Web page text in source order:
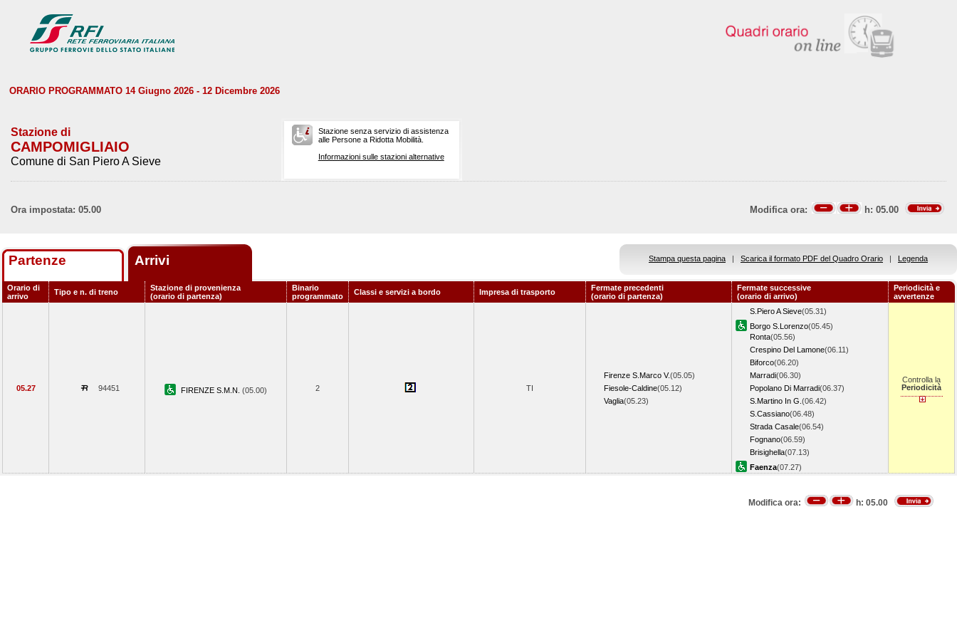
ORARIO PROGRAMMATO 14 Giugno 2026 - 12 Dicembre 2026
Stazione di
CAMPOMIGLIAIO
Comune di San Piero A Sieve
Stazione senza servizio di assistenza
alle Persone a Ridotta Mobilità.
Informazioni sulle stazioni alternative
Ora impostata: 05.00 Modifica ora: h: 05.00
Partenze Arrivi Stampa questa pagina | Scarica il formato PDF del Quadro Orario | Legenda
Orario di
arrivo
Tipo e n. di treno
Stazione di provenienza
(orario di partenza)
Binario
programmato
Classi e servizi a bordo Impresa di trasporto
Fermate precedenti
(orario di partenza)
Fermate successive
(orario di arrivo)
Periodicità e
avvertenze
05.27 94451 FIRENZE S.M.N. (05.00) 2 TI
Firenze S.Marco V.(05.05)
Fiesole-Caldine(05.12)
Vaglia(05.23)
S.Piero A Sieve(05.31)
Borgo S.Lorenzo(05.45)
Ronta(05.56)
Crespino Del Lamone(06.11)
Biforco(06.20)
Marradi(06.30)
Popolano Di Marradi(06.37)
S.Martino In G. (06.42)
S.Cassiano(06.48)
Strada Casale(06.54)
Fognano(06.59)
Brisighella(07.13)
Faenza(07.27)
Controlla la
Periodicità
Modifica ora: h: 05.00